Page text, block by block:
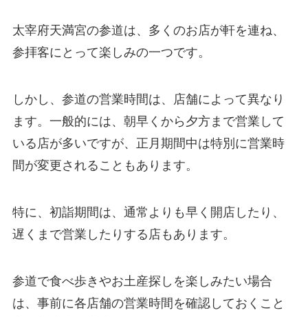
太宰府天満宮の参道は、多くのお店が軒を連ね、
参拝客にとって楽しみの一つです。
しかし、参道の営業時間は、店舗によって異なり
ます。一般的には、朝早くから夕方まで営業して
いる店が多いですが、正月期間中は特別に営業時
間が変更されることもあります。
特に、初詣期間は、通常よりも早く開店したり、
遅くまで営業したりする店もあります。
参道で食べ歩きやお土産探しを楽しみたい場合
は、事前に各店舗の営業時間を確認しておくこと